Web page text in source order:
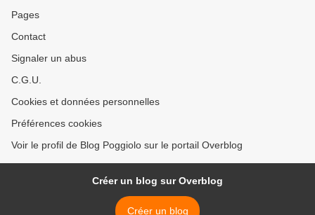
Pages
Contact
Signaler un abus
C.G.U.
Cookies et données personnelles
Préférences cookies
Voir le profil de Blog Poggiolo sur le portail Overblog
Créer un blog sur Overblog
Créer un blog